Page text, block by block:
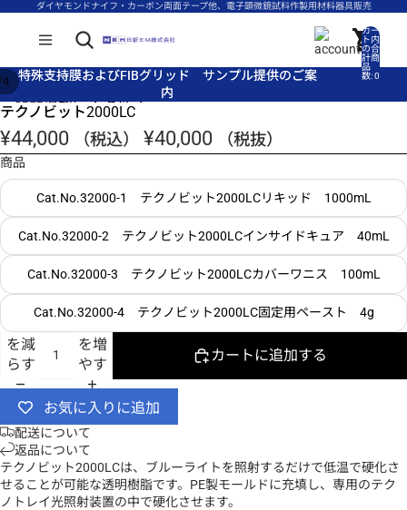
ダイヤモンドナイフ・カーボン両面テープ他、電子顕微鏡試料作製用材料器具販売
カー
ト内
の合
計商
品
数: 0
特殊支持膜およびFIBグリッド サンプル提供のご案
内
特殊支持膜およびFIBグリッド サンプル提供のご案
内
商品情報にスキップ
4
テクノビット2000LC
¥44,000 （税込） ¥40,000 （税抜）
商品
Cat.No.32000-1 テクノビット2000LCリキッド 1000mL
Cat.No.32000-2 テクノビット2000LCインサイドキュア 40mL
Cat.No.32000-3 テクノビット2000LCカバーワニス 100mL
Cat.No.32000-4 テクノビット2000LC固定用ペースト 4g
を減
らす
を増
やす
カートに追加する
お気に入りに追加
配送について
返品について
テクノビット2000LCは、ブルーライトを照射するだけで低温で硬化さ
せることが可能な透明樹脂です。PE製モールドに充填し、専用のテク
ノトレイ光照射装置の中で硬化させます。